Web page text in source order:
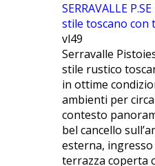
SERRAVALLE
stile toscano con
vl49
Serravalle
stile rustico
in ottime
ambienti per
contesto
bel cancello
esterna,
terrazza coperta